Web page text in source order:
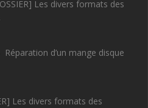
Les divers formats des
Réparation d’un mange disque
Les divers formats des